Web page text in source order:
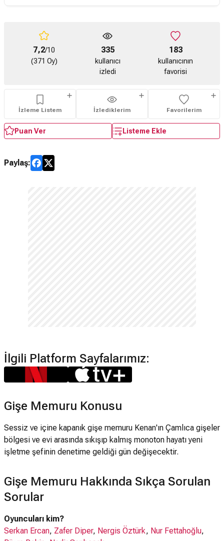
7,2/10
(371 Oy)
335
kullanıcı
izledi
183
kullanıcının
favorisi
İzleme Listem İzlediklerim Favorilerim
Puan Ver Listeme Ekle
Paylaş:
İlgili Platform Sayfalarımız:
Gişe Memuru Konusu
Sessiz ve içine kapanık gişe memuru Kenan'ın Çamlıca gişeler
bölgesi ve evi arasında sıkışıp kalmış monoton hayatı yeni
işletme şefinin denetime geldiği gün değişecektir.
Gişe Memuru Hakkında Sıkça Sorulan
Sorular
Oyuncuları kim?
Serkan Ercan, Zafer Diper, Nergis Öztürk, Nur Fettahoğlu,